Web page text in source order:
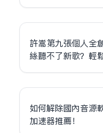
許嵩第九張個人全
絲聽不了新歌？輕
如何解除國內音源
加速器推薦！